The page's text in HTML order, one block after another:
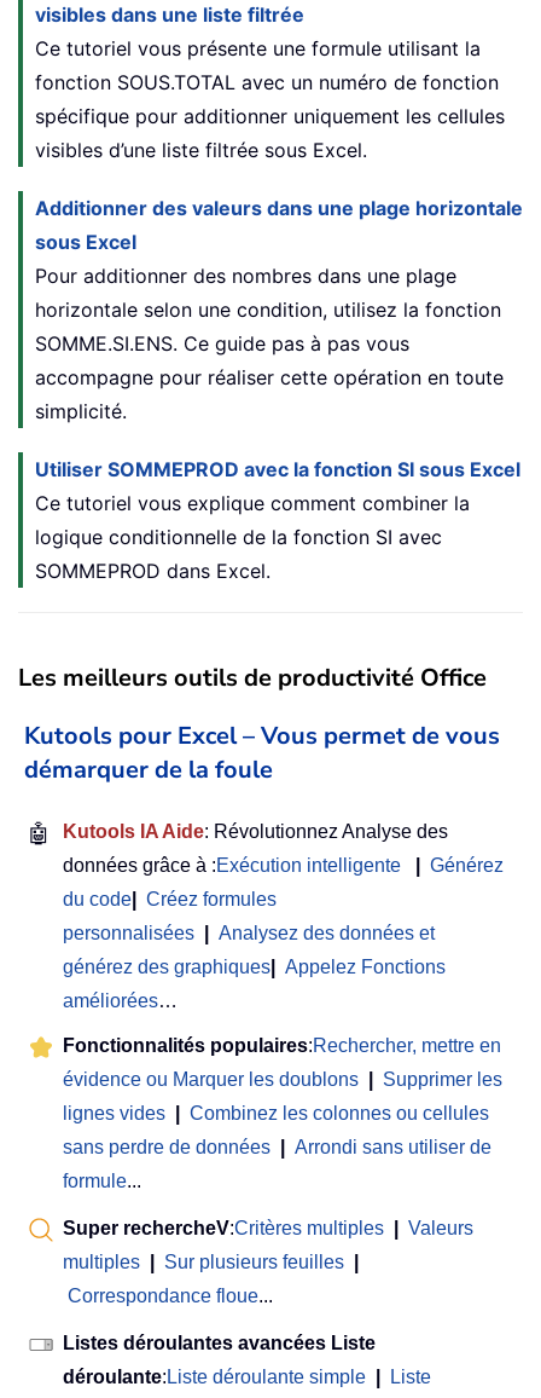
visibles dans une liste filtrée
Ce tutoriel vous présente une formule utilisant la
fonction SOUS.TOTAL avec un numéro de fonction
spécifique pour additionner uniquement les cellules
visibles d’une liste filtrée sous Excel.
Additionner des valeurs dans une plage horizontale
sous Excel
Pour additionner des nombres dans une plage
horizontale selon une condition, utilisez la fonction
SOMME.SI.ENS. Ce guide pas à pas vous
accompagne pour réaliser cette opération en toute
simplicité.
Utiliser SOMMEPROD avec la fonction SI sous Excel
Ce tutoriel vous explique comment combiner la
logique conditionnelle de la fonction SI avec
SOMMEPROD dans Excel.
Les meilleurs outils de productivité Office
Kutools pour Excel – Vous permet de vous
démarquer de la foule
🤖 Kutools IA Aide: Révolutionnez Analyse des
données grâce à :Exécution intelligente
Générez
du code
Créez formules
personnalisées
Analysez des données et
générez des graphiques
Appelez Fonctions
améliorées…
Fonctionnalités populaires:Rechercher, mettre en
évidence ou Marquer les doublons
Supprimer les
lignes vides
Combinez les colonnes ou cellules
sans perdre de données
Arrondi sans utiliser de
formule...
Super rechercheV:Critères multiples
Valeurs
multiples
Sur plusieurs feuilles
Correspondance floue...
Listes déroulantes avancées Liste
déroulante: Liste déroulante simple
Liste